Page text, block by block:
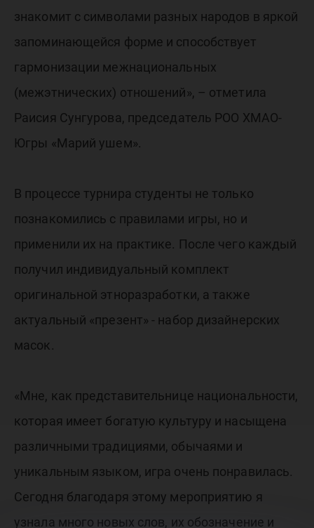
знакомит с символами разных народов в яркой
запоминающейся форме и способствует
гармонизации межнациональных
(межэтнических) отношений», – отметила
Раисия Сунгурова, председатель РОО ХМАО-
Югры «Марий ушем».
В процессе турнира студенты не только
познакомились с правилами игры, но и
применили их на практике. После чего каждый
получил индивидуальный комплект
оригинальной этноразработки, а также
актуальный «презент» - набор дизайнерских
масок.
«Мне, как представительнице национальности,
которая имеет богатую культуру и насыщена
различными традициями, обычаями и
уникальным языком, игра очень понравилась.
Сегодня благодаря этому мероприятию я
узнала много новых слов, их обозначение и